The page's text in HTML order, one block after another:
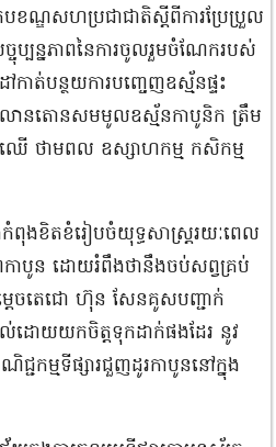
បខណ្ឌសហប្រជាជាតិស្តីពីការប្រែប្រួល
ប្បន្នភាពនៃការចូលរួមចំណែករបស់
បន្ថយការបញ្ចេញឧស្ម័នផ្ទះ
ានតោនសមមូលឧស្ម័នកាបូនិក ត្រឹម
ើ ថាមពល ឧស្សាហកម្ម កសិកម្ម
កំពុងខិតខំរៀបចំយុទ្ធសាស្ត្ររយៈពេល
កាបូន ដោយរំពឹងថានឹងចប់សព្វគ្រប់
េចតេជោ ហ៊ុន សែនគូសបញ្ជាក់
ល់ដោយយកចិត្តទុកដាក់ផងដែរ នូវ
ណិជ្ជកម្មទីផ្សារជួញដូរកាបូននៅក្នុង